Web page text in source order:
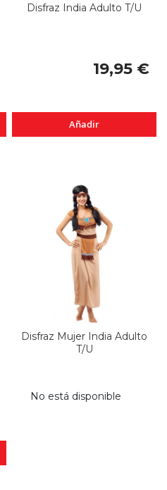
Disfraz India Adulto T/U
19,95 €
Añadir
Disfraz Mujer India Adulto
T/U
No está disponible